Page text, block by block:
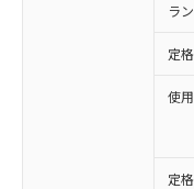
ラ
定
使
定
※1 対応状況
対応済み
非含有に対